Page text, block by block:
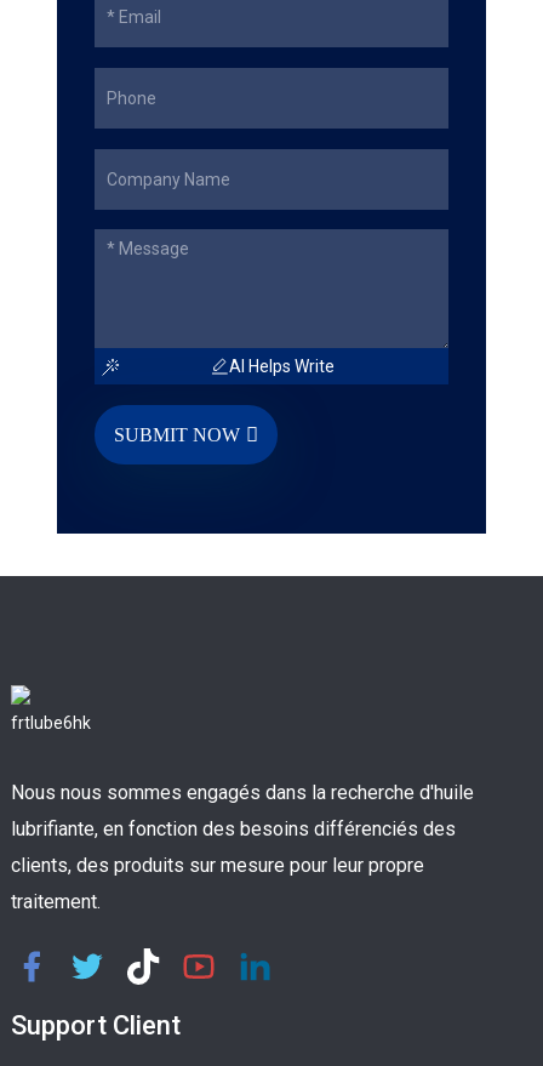
AI Helps Write
SUBMIT NOW
Nous nous sommes engagés dans la recherche d'huile
lubrifiante, en fonction des besoins différenciés des
clients, des produits sur mesure pour leur propre
traitement.
Support Client